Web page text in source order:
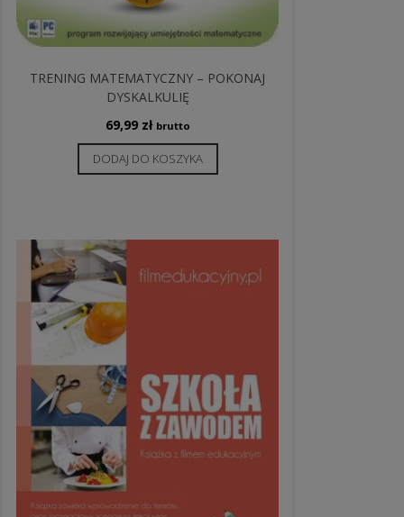
TRENING MATEMATYCZNY – POKONAJ
DYSKALKULIĘ
69,99 zł brutto
DODAJ DO KOSZYKA